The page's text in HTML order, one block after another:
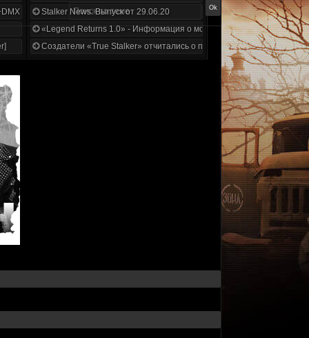
1.3.5.ООП.МА.К.
Stalker News. Выпуск от 29.06.20
«Legend Returns 1.0» - Информация о моде за июнь 2020
Создатели «True Stalker» отчитались о проделанной работе